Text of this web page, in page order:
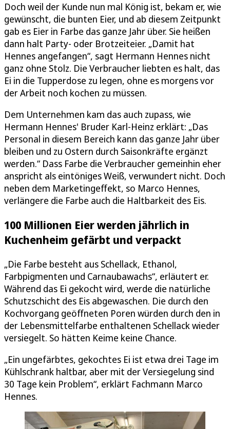
Doch weil der Kunde nun mal König ist, bekam er, wie
gewünscht, die bunten Eier, und ab diesem Zeitpunkt
gab es Eier in Farbe das ganze Jahr über. Sie heißen
dann halt Party- oder Brotzeiteier. „Damit hat
Hennes angefangen“, sagt Hermann Hennes nicht
ganz ohne Stolz. Die Verbraucher liebten es halt, das
Ei in die Tupperdose zu legen, ohne es morgens vor
der Arbeit noch kochen zu müssen.
Dem Unternehmen kam das auch zupass, wie
Hermann Hennes' Bruder Karl-Heinz erklärt: „Das
Personal in diesem Bereich kann das ganze Jahr über
bleiben und zu Ostern durch Saisonkräfte ergänzt
werden.“ Dass Farbe die Verbraucher gemeinhin eher
anspricht als eintöniges Weiß, verwundert nicht. Doch
neben dem Marketingeffekt, so Marco Hennes,
verlängere die Farbe auch die Haltbarkeit des Eis.
100 Millionen Eier werden jährlich in
Kuchenheim gefärbt und verpackt
„Die Farbe besteht aus Schellack, Ethanol,
Farbpigmenten und Carnaubawachs“, erläutert er.
Während das Ei gekocht wird, werde die natürliche
Schutzschicht des Eis abgewaschen. Die durch den
Kochvorgang geöffneten Poren würden durch den in
der Lebensmittelfarbe enthaltenen Schellack wieder
versiegelt. So hätten Keime keine Chance.
„Ein ungefärbtes, gekochtes Ei ist etwa drei Tage im
Kühlschrank haltbar, aber mit der Versiegelung sind
30 Tage kein Problem“, erklärt Fachmann Marco
Hennes.